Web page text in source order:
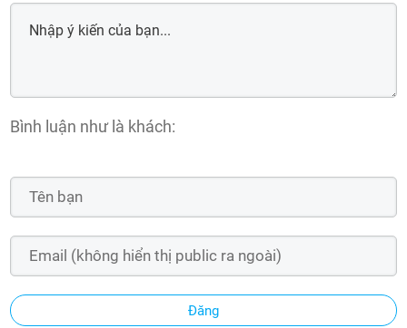
Bình luận như là khách:
Đăng